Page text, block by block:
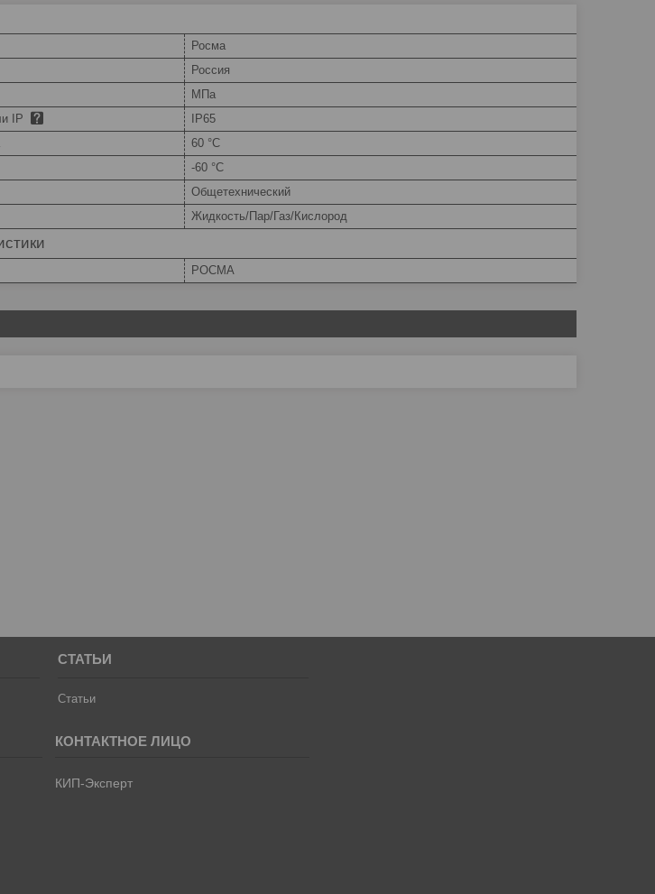
Росма
Россия
МПа
IP
IP65
60 °С
-60 °С
Общетехнический
Жидкость/Пар/Газ/Кислород
РОСМА
СТАТЬИ
Статьи
КИП-Эксперт